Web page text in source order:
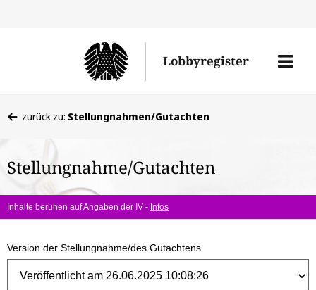
Lobbyregister
Menü
befinden
hier:
zurück zu: Stellungnahmen/Gutachten
Stellungnahme/Gutachten
Inhalte beruhen auf Angaben der IV - Infos
Version der Stellungnahme/des Gutachtens